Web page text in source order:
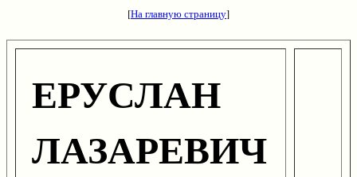
[На главную страницу]
ЕРУСЛАН
ЛАЗАРЕВИЧ